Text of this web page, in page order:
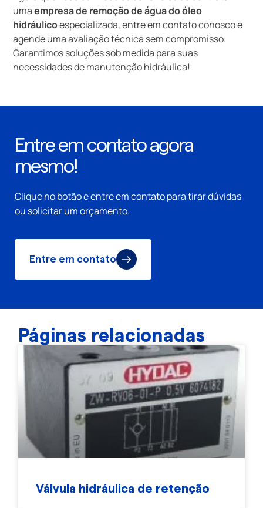
umaempresa de remoção de água do óleo
hidráulicoespecializada, entre em contato conosco e
agende uma avaliação técnica sem compromisso.
Garantimos soluções sob medida para suas
necessidades de manutenção hidráulica!
Entre em contato agora
mesmo!
Clique no botão e entre em contato para tirar dúvidas
ou solicitar um orçamento.
Entre em contato
Páginas relacionadas
Válvula hidráulica de retenção